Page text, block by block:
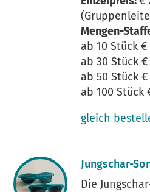
Mengen-
ab 10 Stück €
ab 30 Stück €
ab 50 Stück €
ab 100 Stück
gleich
Jungschar-
Die